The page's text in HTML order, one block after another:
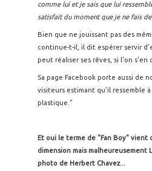
comme lui et je sais que lui
satisfait du moment que je ne fais
Bien que ne jouissant pas des
continue-t-il, il dit espérer servir
peut réaliser ses rêves, si l'on s'en
Sa page Facebook porte aussi de
visiteurs estimant qu'il ressemble
plastique."
Et oui le terme de "Fan Boy" vient
dimension mais
photo de Herbert Chavez...